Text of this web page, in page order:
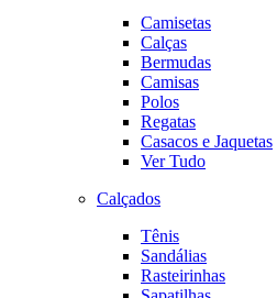
Camisetas
Calças
Bermudas
Camisas
Polos
Regatas
Casacos e Jaquetas
Ver Tudo
Calçados
Tênis
Sandálias
Rasteirinhas